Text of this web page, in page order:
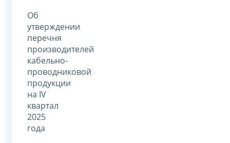
Об
утверждении
перечня
производителей
кабельно-
проводниковой
продукции
на IV
квартал
2025
года